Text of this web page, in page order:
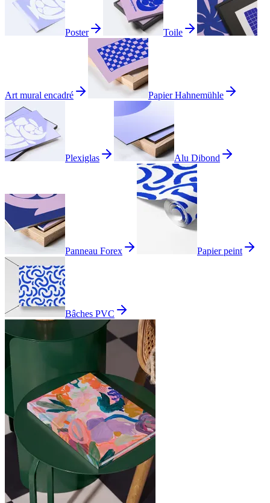
Poster Toile
Art mural encadré Papier Hahnemühle
Plexiglas Alu Dibond
Panneau Forex Papier peint
Bâches PVC